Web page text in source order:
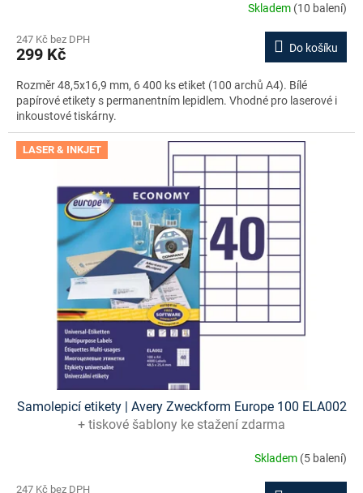
Skladem (10 balení)
247 Kč bez DPH
299 Kč Do košíku
Rozměr 48,5x16,9 mm, 6 400 ks etiket (100 archů A4). Bílé
papírové etikety s permanentním lepidlem. Vhodné pro laserové i
inkoustové tiskárny.
LASER & INKJET
Samolepicí etikety | Avery Zweckform Europe 100 ELA002
+ tiskové šablony ke stažení zdarma
Skladem (5 balení)
247 Kč bez DPH